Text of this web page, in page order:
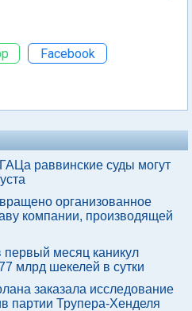
Facebook
раввинские суды могут
организованное
компании, производящей
первый месяц каникул
млрд шекелей в сутки
заказала исследование
партии Трупера-Хенделя